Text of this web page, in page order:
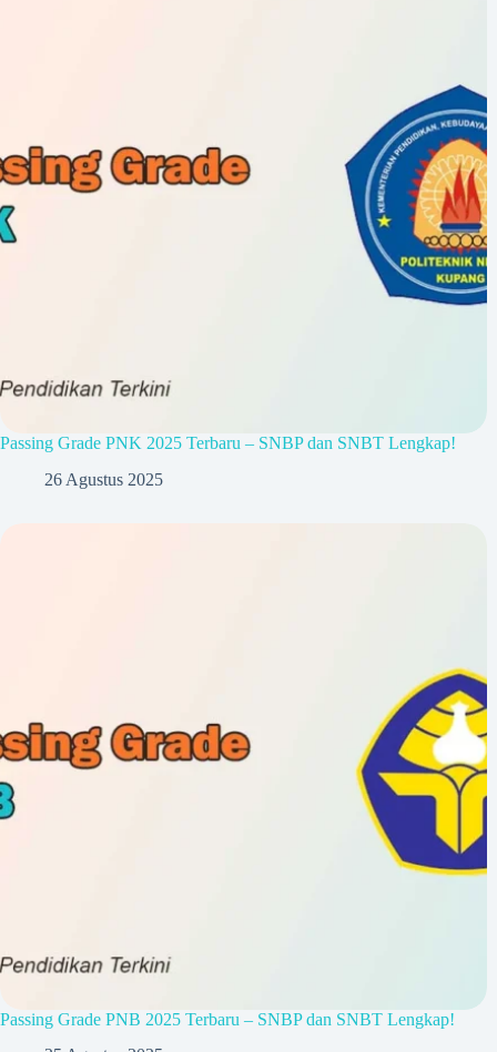
Passing Grade PNK 2025 Terbaru – SNBP dan SNBT Lengkap!
26 Agustus 2025
Passing Grade PNB 2025 Terbaru – SNBP dan SNBT Lengkap!